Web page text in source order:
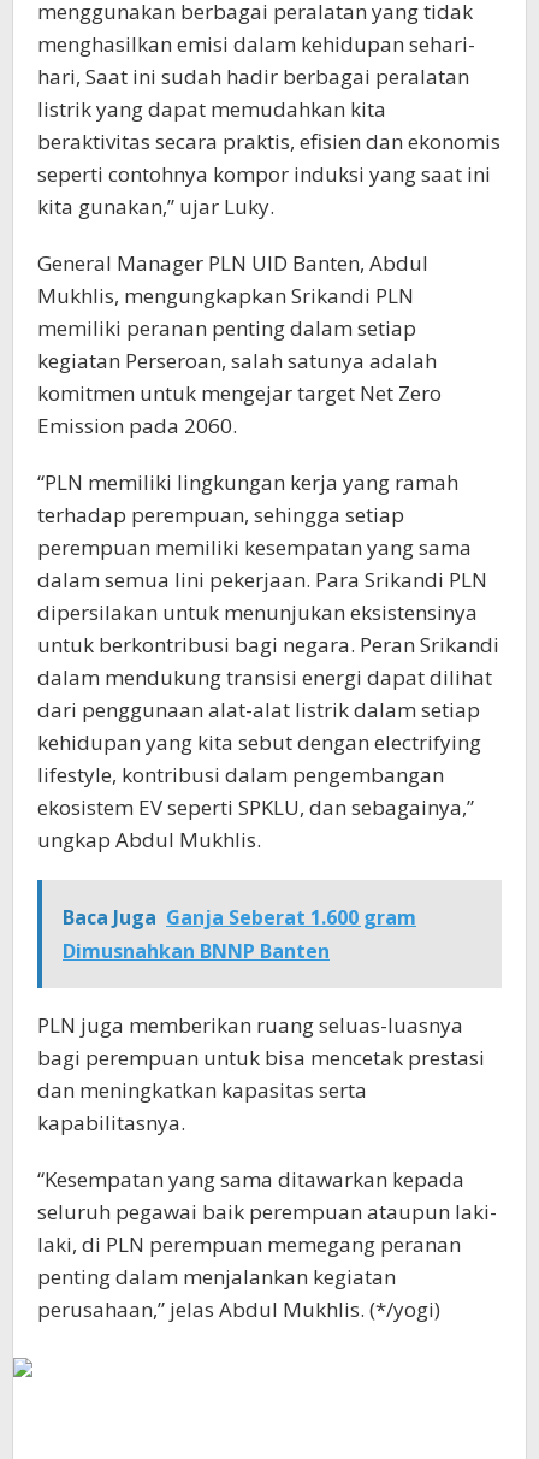
menggunakan berbagai peralatan yang tidak
menghasilkan emisi dalam kehidupan sehari-
hari, Saat ini sudah hadir berbagai peralatan
listrik yang dapat memudahkan kita
beraktivitas secara praktis, efisien dan ekonomis
seperti contohnya kompor induksi yang saat ini
kita gunakan,” ujar Luky.
General Manager PLN UID Banten, Abdul
Mukhlis, mengungkapkan Srikandi PLN
memiliki peranan penting dalam setiap
kegiatan Perseroan, salah satunya adalah
komitmen untuk mengejar target Net Zero
Emission pada 2060.
“PLN memiliki lingkungan kerja yang ramah
terhadap perempuan, sehingga setiap
perempuan memiliki kesempatan yang sama
dalam semua lini pekerjaan. Para Srikandi PLN
dipersilakan untuk menunjukan eksistensinya
untuk berkontribusi bagi negara. Peran Srikandi
dalam mendukung transisi energi dapat dilihat
dari penggunaan alat-alat listrik dalam setiap
kehidupan yang kita sebut dengan electrifying
lifestyle, kontribusi dalam pengembangan
ekosistem EV seperti SPKLU, dan sebagainya,”
ungkap Abdul Mukhlis.
Baca Juga Ganja Seberat 1.600 gram
Dimusnahkan BNNP Banten
PLN juga memberikan ruang seluas-luasnya
bagi perempuan untuk bisa mencetak prestasi
dan meningkatkan kapasitas serta
kapabilitasnya.
“Kesempatan yang sama ditawarkan kepada
seluruh pegawai baik perempuan ataupun laki-
laki, di PLN perempuan memegang peranan
penting dalam menjalankan kegiatan
perusahaan,” jelas Abdul Mukhlis. (*/yogi)